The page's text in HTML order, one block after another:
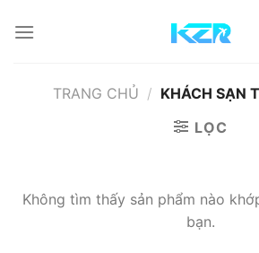
qua
TRANG CHỦ / KHÁCH SẠN
LỌC
Không tìm thấy sản phẩm nào
bạn.